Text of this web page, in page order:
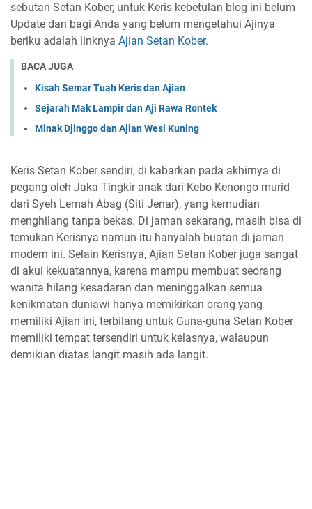
sebutan Setan Kober, untuk Keris kebetulan blog ini belum
Update dan bagi Anda yang belum mengetahui Ajinya
beriku adalah linknya Ajian Setan Kober.
BACA JUGA
Kisah Semar Tuah Keris dan Ajian
Sejarah Mak Lampir dan Aji Rawa Rontek
Minak Djinggo dan Ajian Wesi Kuning
Keris Setan Kober sendiri, di kabarkan pada akhirnya di
pegang oleh Jaka Tingkir anak dari Kebo Kenongo murid
dari Syeh Lemah Abag (Siti Jenar), yang kemudian
menghilang tanpa bekas. Di jaman sekarang, masih bisa di
temukan Kerisnya namun itu hanyalah buatan di jaman
modern ini. Selain Kerisnya, Ajian Setan Kober juga sangat
di akui kekuatannya, karena mampu membuat seorang
wanita hilang kesadaran dan meninggalkan semua
kenikmatan duniawi hanya memikirkan orang yang
memiliki Ajian ini, terbilang untuk Guna-guna Setan Kober
memiliki tempat tersendiri untuk kelasnya, walaupun
demikian diatas langit masih ada langit.